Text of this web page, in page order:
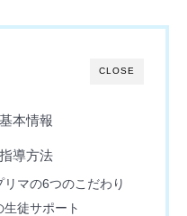
CLOSE
本情報
導方法
リマの6つのこだわり
徒サポート